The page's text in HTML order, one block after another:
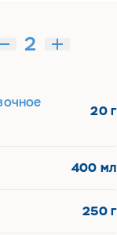
20 г
400 мл
250 г